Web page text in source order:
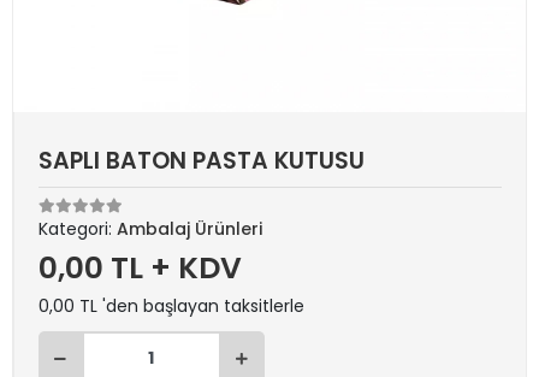
SAPLI BATON PASTA KUTUSU
Kategori: Ambalaj Ürünleri
0,00 TL + KDV
0,00 TL 'den başlayan taksitlerle